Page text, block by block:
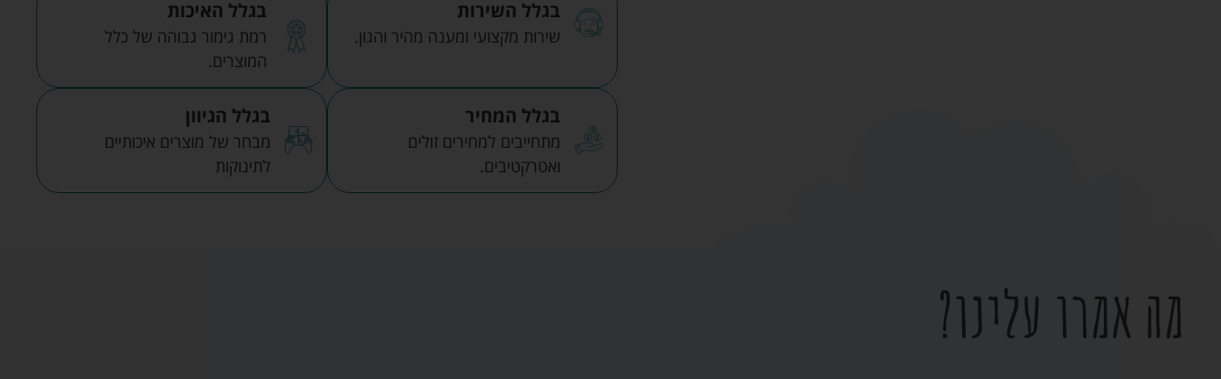
בגלל השירות
שירות מקצועי ומענה מהיר והגון.
בגלל האיכות
רמת גימור גבוהה של כלל
המוצרים.
בגלל המחיר
מתחייבים למחירים זולים
ואטרקטיבים.
בגלל הגיוון
מבחר של מוצרים איכותיים
לתינוקות
מה אמרו עלינו?